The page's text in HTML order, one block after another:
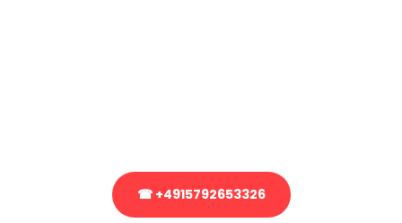
☎ +4915792653326